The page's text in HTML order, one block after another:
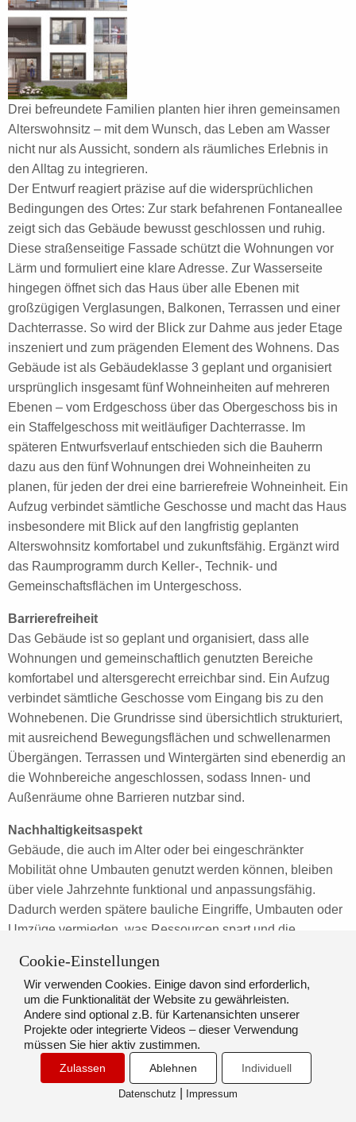
Drei befreundete Familien planten hier ihren gemeinsamen
Alterswohnsitz – mit dem Wunsch, das Leben am Wasser
nicht nur als Aussicht, sondern als räumliches Erlebnis in
den Alltag zu integrieren.
Der Entwurf reagiert präzise auf die widersprüchlichen
Bedingungen des Ortes: Zur stark befahrenen Fontaneallee
zeigt sich das Gebäude bewusst geschlossen und ruhig.
Diese straßenseitige Fassade schützt die Wohnungen vor
Lärm und formuliert eine klare Adresse. Zur Wasserseite
hingegen öffnet sich das Haus über alle Ebenen mit
großzügigen Verglasungen, Balkonen, Terrassen und einer
Dachterrasse. So wird der Blick zur Dahme aus jeder Etage
inszeniert und zum prägenden Element des Wohnens. Das
Gebäude ist als Gebäudeklasse 3 geplant und organisiert
ursprünglich insgesamt fünf Wohneinheiten auf mehreren
Ebenen – vom Erdgeschoss über das Obergeschoss bis in
ein Staffelgeschoss mit weitläufiger Dachterrasse. Im
späteren Entwurfsverlauf entschieden sich die Bauherrn
dazu aus den fünf Wohnungen drei Wohneinheiten zu
planen, für jeden der drei eine barrierefreie Wohneinheit. Ein
Aufzug verbindet sämtliche Geschosse und macht das Haus
insbesondere mit Blick auf den langfristig geplanten
Alterswohnsitz komfortabel und zukunftsfähig. Ergänzt wird
das Raumprogramm durch Keller-, Technik- und
Gemeinschaftsflächen im Untergeschoss.
Barrierefreiheit
Das Gebäude ist so geplant und organisiert, dass alle
Wohnungen und gemeinschaftlich genutzten Bereiche
komfortabel und altersgerecht erreichbar sind. Ein Aufzug
verbindet sämtliche Geschosse vom Eingang bis zu den
Wohnebenen. Die Grundrisse sind übersichtlich strukturiert,
mit ausreichend Bewegungsflächen und schwellenarmen
Übergängen. Terrassen und Wintergärten sind ebenerdig an
die Wohnbereiche angeschlossen, sodass Innen- und
Außenräume ohne Barrieren nutzbar sind.
Nachhaltigkeitsaspekt
Gebäude, die auch im Alter oder bei eingeschränkter
Mobilität ohne Umbauten genutzt werden können, bleiben
über viele Jahrzehnte funktional und anpassungsfähig.
Dadurch werden spätere bauliche Eingriffe, Umbauten oder
Umzüge vermieden, was Ressourcen spart und die
somit wesentlich zu sozialer Nachhaltigkeit und langfristiger
Nutzungsqualität bei.
Die Grundrisse verbinden Offenheit mit Privatheit:
Großzügige Wohn-, Ess- und Kochbereiche orientieren sich
zum Wasser, während dienende Räume, Erschließung und
Nebenfunktionen kompakter zur Straßenseite liegen. Auf
diese Weise entsteht ein Wohnhaus, das Schutz und
Cookie-Einstellungen
Wir verwenden Cookies. Einige davon sind erforderlich,
um die Funktionalität der Website zu gewährleisten.
Andere sind optional z.B. für Kartenansichten unserer
Projekte oder integrierte Videos – dieser Verwendung
müssen Sie hier aktiv zustimmen.
Zulassen Ablehnen Individuell
Datenschutz Impressum